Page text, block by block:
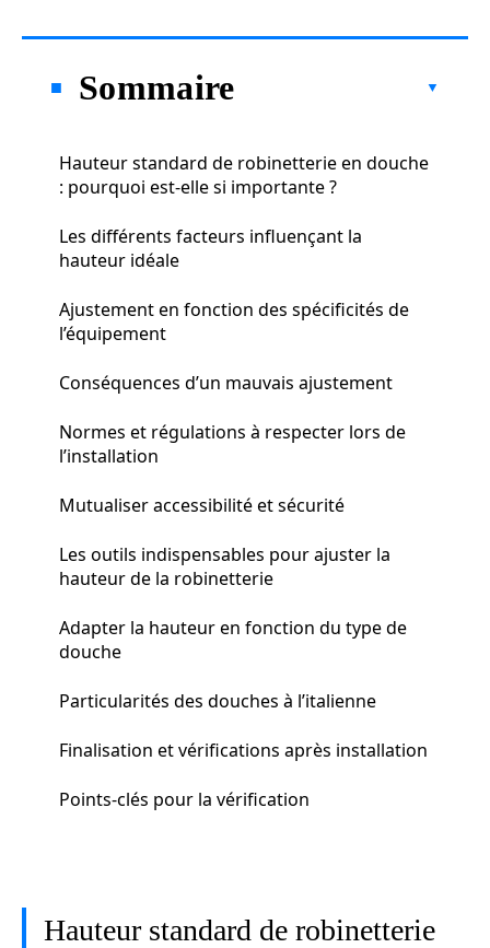
Sommaire
Hauteur standard de robinetterie en douche
: pourquoi est-elle si importante ?
Les différents facteurs influençant la
hauteur idéale
Ajustement en fonction des spécificités de
l’équipement
Conséquences d’un mauvais ajustement
Normes et régulations à respecter lors de
l’installation
Mutualiser accessibilité et sécurité
Les outils indispensables pour ajuster la
hauteur de la robinetterie
Adapter la hauteur en fonction du type de
douche
Particularités des douches à l’italienne
Finalisation et vérifications après installation
Points-clés pour la vérification
Hauteur standard de robinetterie